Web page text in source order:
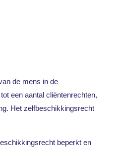
de mens in de
een aantal cliëntenrechten,
Het zelfbeschikkingsrecht
beperkt en